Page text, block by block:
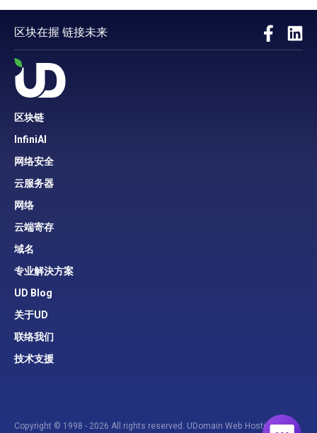
区块在握 链接未来
区块链
InfiniAI
网络安全
云服务器
网络
云端寄存
域名
专业解決方案
UD Blog
关于UD
联络我们
技术支援
Copyright © 1998 - 2026 All rights reserved. UDomain Web Hosting